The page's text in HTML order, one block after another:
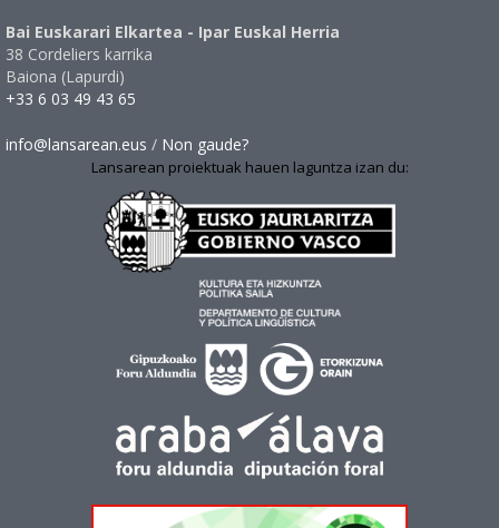
Bai Euskarari Elkartea - Ipar Euskal Herria
38 Cordeliers karrika
Baiona (Lapurdi)
+33 6 03 49 43 65
info@lansarean.eus / Non gaude?
Lansarean proiektuak hauen laguntza izan du: